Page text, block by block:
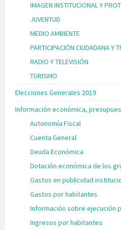
IMAGEN INSTITUCIONAL Y
JUVENTUD
MEDIO AMBIENTE
PARTICIPACIÓN CIUDADANA Y
RADIO Y TELEVISIÓN
TURISMO
Elecciones Generales 2019
Información económica,
Autonomía Fiscal
Cuenta General
Deuda Económica
Dotación económica de los
Gastos en publicidad
Gastos por habitantes
Información sobre ejecución
Ingresos por habitantes